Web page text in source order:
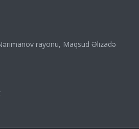
rayonu, Maqsud Əlizadə